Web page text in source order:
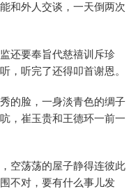
和外人交谈，一天倒两次
还要奉旨代慈禧训斥珍
，听完了还得叩首谢恩。
的脸，一身淡青色的绸子
，崔玉贵和王德环一前一
空荡荡的屋子静得连彼此
不对，要有什么事儿发